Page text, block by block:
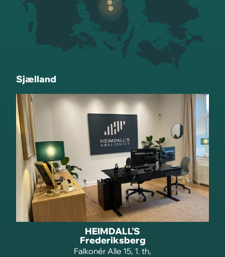
Sjælland
HEIMDALL'S
Frederiksberg
Falkonér Alle 15, 1. th,